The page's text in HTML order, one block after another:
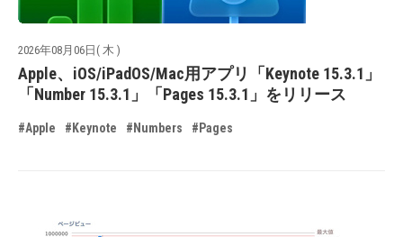
2026年08月06日( 木 )
Apple、iOS/iPadOS/Mac用アプリ「Keynote 15.3.1」
「Number 15.3.1」「Pages 15.3.1」をリリース
#Apple #Keynote #Numbers #Pages